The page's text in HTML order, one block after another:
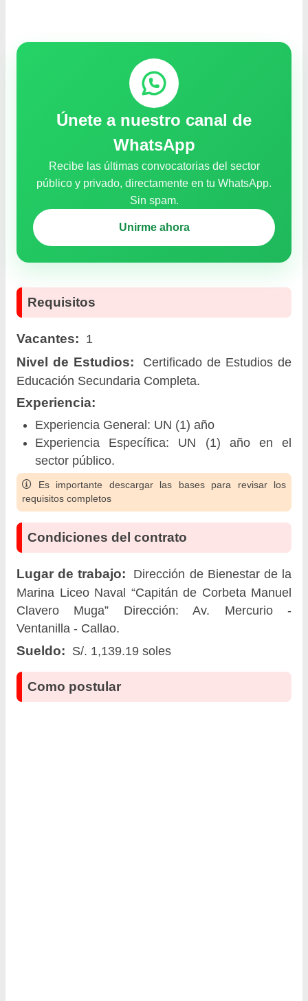
Únete a nuestro canal de
WhatsApp
Recibe las últimas convocatorias del sector
público y privado, directamente en tu WhatsApp.
Sin spam.
Unirme ahora
Requisitos
Vacantes: 1
Nivel de Estudios:
Certificado de Estudios de
Educación Secundaria Completa.
Experiencia:
Experiencia General: UN (1) año
Experiencia Específica: UN (1) año en el
sector público.
Es importante descargar las bases para revisar los
requisitos completos
Condiciones del contrato
Lugar de trabajo:
Dirección de Bienestar de la
Marina Liceo Naval “Capitán de Corbeta Manuel
Clavero Muga” Dirección: Av. Mercurio -
Ventanilla - Callao.
Sueldo: S/. 1,139.19 soles
Como postular